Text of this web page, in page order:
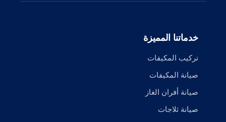
خدماتنا المميزة
تركيب المكيفات
صيانة المكيفات
صيانة أفران الغاز
صيانة ثلاجات